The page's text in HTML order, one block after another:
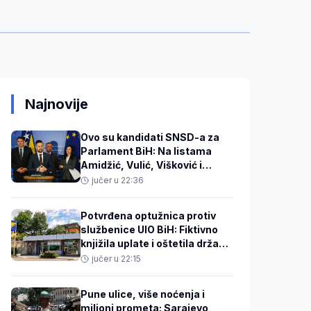
Najnovije
Ovo su kandidati SNSD-a za
Parlament BiH: Na listama
Amidžić, Vulić, Višković i
Kovačević
jučer u 22:36
Potvrđena optužnica protiv
službenice UIO BiH: Fiktivno
knjižila uplate i oštetila državu
za 186.415 KM
jučer u 22:15
Pune ulice, više noćenja i
milioni prometa: Sarajevo